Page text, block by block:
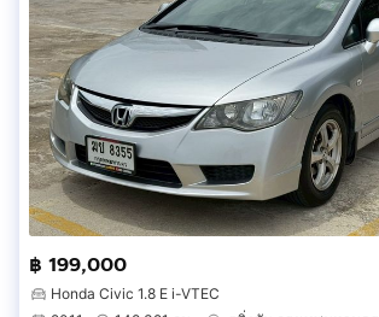
฿ 199,000
Honda Civic 1.8 E i-VTEC